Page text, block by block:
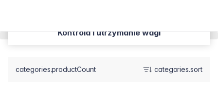
Kontrola i utrzymanie wagi
categories.productCount categories.sort